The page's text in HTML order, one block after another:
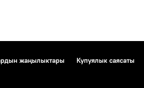
жаңылыктары
Купуялык саясаты